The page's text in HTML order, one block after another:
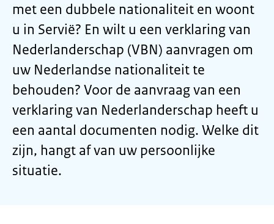
met een dubbele nationaliteit en woont
u in Servië? En wilt u een verklaring van
Nederlanderschap (VBN) aanvragen om
uw Nederlandse nationaliteit te
behouden? Voor de aanvraag van een
verklaring van Nederlanderschap heeft u
een aantal documenten nodig. Welke dit
zijn, hangt af van uw persoonlijke
situatie.